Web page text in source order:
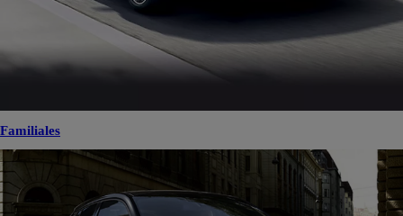
Familiales